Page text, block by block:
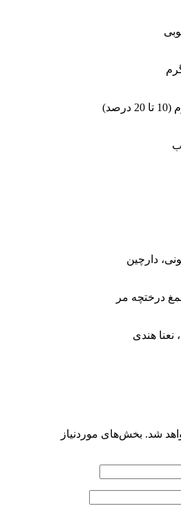
درصد)
دارچین
درختچه مر
نعنا هندی
شد. بخش‌های موردنیاز